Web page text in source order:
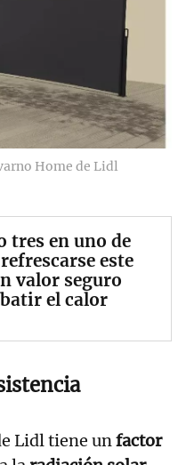
Home de Lidl
tres en uno de
este
valor seguro
el calor
Lidl tiene unfactor